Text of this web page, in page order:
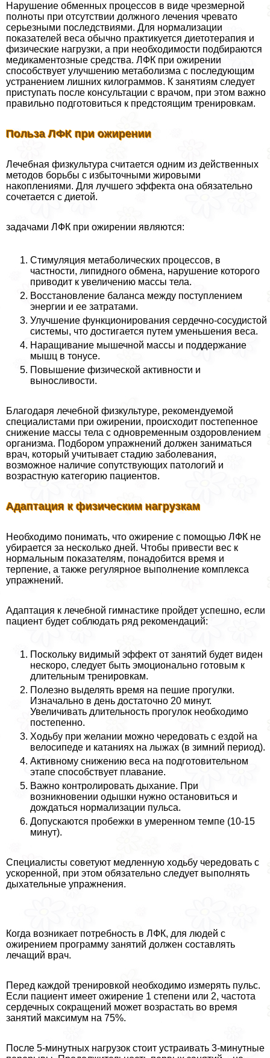
Нарушение обменных процессов в виде чрезмерной
полноты при отсутствии должного лечения чревато
серьезными последствиями. Для нормализации
показателей веса обычно пpaктикуется диетотерапия и
физические нагрузки, а при необходимости подбираются
медикаментозные средства. ЛФК при ожирении
способствует улучшению метаболизма с последующим
устранением лишних килограммов. К занятиям следует
приступать после консультации с врачом, при этом важно
правильно подготовиться к предстоящим тренировкам.
Польза ЛФК при ожирении
Лечебная физкультура считается одним из действенных
методов борьбы с избыточными жировыми
накоплениями. Для лучшего эффекта она обязательно
сочетается с диетой.
задачами ЛФК при ожирении являются:
Стимуляция метаболических процессов, в
частности, липидного обмена, нарушение которого
приводит к увеличению массы тела.
Восстановление баланса между поступлением
энергии и ее затратами.
Улучшение функционирования сердечно-сосудистой
системы, что достигается путем уменьшения веса.
Наращивание мышечной массы и поддержание
мышц в тонусе.
Повышение физической активности и
выносливости.
Благодаря лечебной физкультуре, рекомендуемой
специалистами при ожирении, происходит постепенное
снижение массы тела с одновременным оздоровлением
организма. Подбором упражнений должен заниматься
врач, который учитывает стадию заболевания,
возможное наличие сопутствующих патологий и
возрастную категорию пациентов.
Адаптация к физическим нагрузкам
Необходимо понимать, что ожирение с помощью ЛФК не
убирается за несколько дней. Чтобы привести вес к
нормальным показателям, понадобится время и
терпение, а также регулярное выполнение комплекса
упражнений.
Адаптация к лечебной гимнастике пройдет успешно, если
пациент будет соблюдать ряд рекомендаций:
Поскольку видимый эффект от занятий будет виден
нескоро, следует быть эмоционально готовым к
длительным тренировкам.
Полезно выделять время на пешие прогулки.
Изначально в день достаточно 20 минут.
Увеличивать длительность прогулок необходимо
постепенно.
Ходьбу при желании можно чередовать с ездой на
велосипеде и катаниях на лыжах (в зимний период).
Активному снижению веса на подготовительном
этапе способствует плавание.
Важно контролировать дыхание. При
возникновении одышки нужно остановиться и
дождаться нормализации пульса.
Допускаются пробежки в умеренном темпе (10-15
минут).
Специалисты советуют медленную ходьбу чередовать с
ускоренной, при этом обязательно следует выполнять
дыхательные упражнения.
Когда возникает потребность в ЛФК, для людей с
ожирением программу занятий должен составлять
лечащий врач.
Перед каждой тренировкой необходимо измерять пульс.
Если пациент имеет ожирение 1 степени или 2, частота
сердечных сокращений может возрастать во время
занятий максимум на 75%.
После 5-минутных нагрузок стоит устраивать 3-минутные